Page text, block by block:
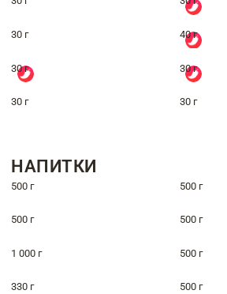
30 г 40 г
30 г 30 г
30 г 30 г
НАПИТКИ
500 г 500 г
500 г 500 г
1 000 г 500 г
330 г 500 г